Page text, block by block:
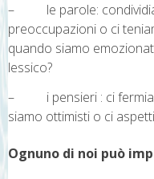
– le parole:
preoccupazioni o ci
quando siamo
lessico?
– i pensieri : ci
siamo ottimisti o ci
Ognuno di noi può